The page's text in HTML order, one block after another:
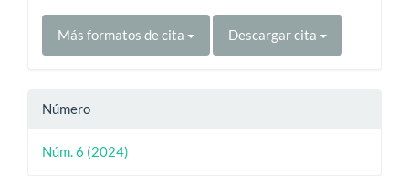
Más formatos de cita Descargar cita
Número
Núm. 6 (2024)